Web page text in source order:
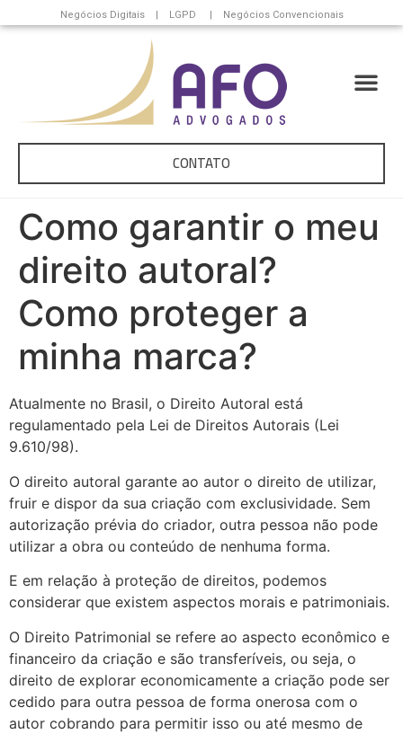
Negócios Digitais | LGPD | Negócios Convencionais
CONTATO
Como garantir o meu
direito autoral?
Como proteger a
minha marca?
Atualmente no Brasil, o Direito Autoral está
regulamentado pela Lei de Direitos Autorais (Lei
9.610/98).
O direito autoral garante ao autor o direito de utilizar,
fruir e dispor da sua criação com exclusividade. Sem
autorização prévia do criador, outra pessoa não pode
utilizar a obra ou conteúdo de nenhuma forma.
E em relação à proteção de direitos, podemos
considerar que existem aspectos morais e patrimoniais.
O Direito Patrimonial se refere ao aspecto econômico e
financeiro da criação e são transferíveis, ou seja, o
direito de explorar economicamente a criação pode ser
cedido para outra pessoa de forma onerosa com o
autor cobrando para permitir isso ou até mesmo de